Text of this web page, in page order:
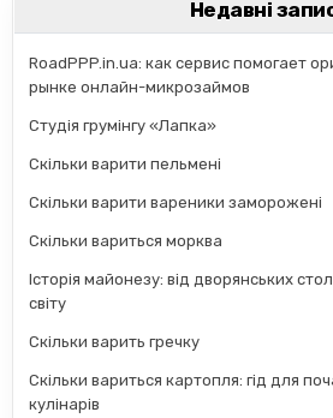
Недавні
RoadPPP.in.ua: как сервис помогает
рынке онлайн-микрозаймов
Студія грумінгу «Лапка»
Скільки варити пельмені
Скільки варити вареники заморожені
Скільки вариться морква
Історія майонезу: від дворянських
світу
Скільки варить гречку
Скільки вариться картопля: гід для
кулінарів